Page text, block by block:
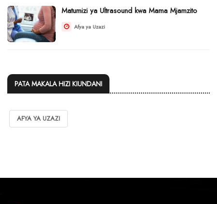
Matumizi ya Ultrasound kwa Mama Mjamzito
Afya ya Uzazi
PATA MAKALA HIZI KIUNDANI
AFYA YA UZAZI